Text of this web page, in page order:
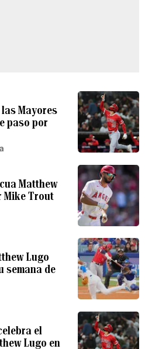
Mayores
paso por
Matthew
Mike Trout
Lugo
semana de
el
Lugo en